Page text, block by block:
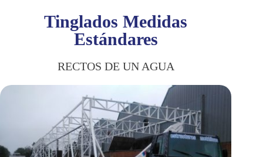
Tinglados Medidas
Estándares
RECTOS DE UN AGUA